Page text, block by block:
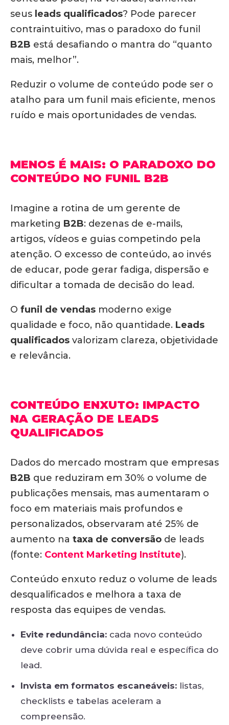
seus leads qualificados? Pode parecer
contraintuitivo, mas o paradoxo do funil
B2B está desafiando o mantra do “quanto
mais, melhor”.
Reduzir o volume de conteúdo pode ser o
atalho para um funil mais eficiente, menos
ruído e mais oportunidades de vendas.
MENOS É MAIS: O PARADOXO DO
CONTEÚDO NO FUNIL B2B
Imagine a rotina de um gerente de
marketing B2B: dezenas de e-mails,
artigos, vídeos e guias competindo pela
atenção. O excesso de conteúdo, ao invés
de educar, pode gerar fadiga, dispersão e
dificultar a tomada de decisão do lead.
O funil de vendas moderno exige
qualidade e foco, não quantidade. Leads
qualificados valorizam clareza, objetividade
e relevância.
CONTEÚDO ENXUTO: IMPACTO
NA GERAÇÃO DE LEADS
QUALIFICADOS
Dados do mercado mostram que empresas
B2B que reduziram em 30% o volume de
publicações mensais, mas aumentaram o
foco em materiais mais profundos e
personalizados, observaram até 25% de
aumento na taxa de conversão de leads
(fonte: Content Marketing Institute).
Conteúdo enxuto reduz o volume de leads
desqualificados e melhora a taxa de
resposta das equipes de vendas.
Evite redundância: cada novo conteúdo
deve cobrir uma dúvida real e específica do
lead.
Invista em formatos escaneáveis: listas,
checklists e tabelas aceleram a
compreensão.